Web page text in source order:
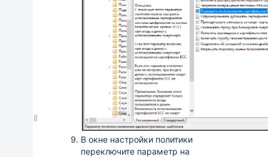
В окне настройки политики
переключите параметр на